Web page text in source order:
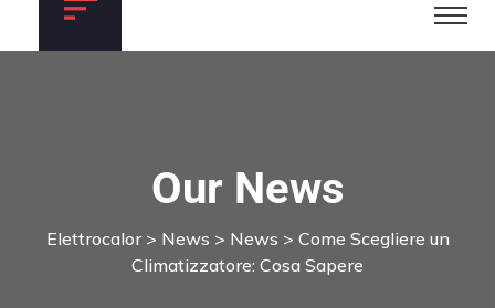
Our News
Elettrocalor> News > News > Come Scegliere un
Climatizzatore: Cosa Sapere